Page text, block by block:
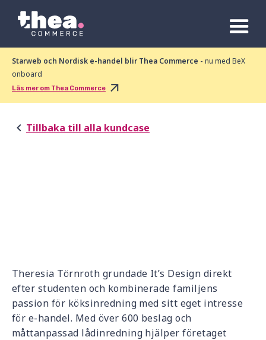
Starweb och Nordisk e-handel blir Thea Commerce - nu med BeX
onboard
Läs mer om Thea Commerce
Tillbaka till alla kundcase
Theresia Törnroth grundade It’s Design direkt
efter studenten och kombinerade familjens
passion för köksinredning med sitt eget intresse
för e-handel. Med över 600 beslag och
måttanpassad lådinredning hjälper företaget